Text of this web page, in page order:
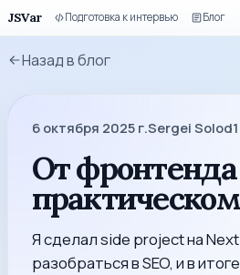
JSVar Подготовка к интервью Блог
Назад в блог
6 октября 2025 г.Sergei Solod1
От
Я сделал side project на
разобраться в SEO, и в